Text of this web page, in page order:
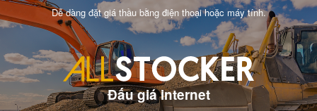
Dễ dàng đặt giá thầu bằng điện thoại hoặc máy tính.
Đấu giá internet